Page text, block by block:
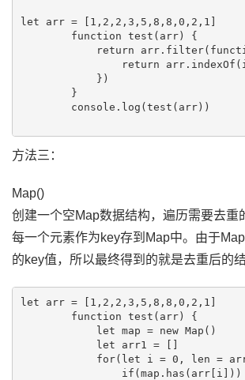
let arr = [1,2,2,3,5,8,8,0,2,1]
        function test(arr) {
return
return
            })
        }
        console.log(test(arr))
方法三：
Map()
创建一个空Map数据结构，遍历需要去重
每一个元素作为key存到Map中。由于
的key值，所以最终得到的就是去重后的结
let arr = [1,2,2,3,5,8,8,0,2,1]
        function test(arr) {
            let map = new Map()
            let arr1 = []
for(let i = 0, len =
if(map.has(arr[i]))